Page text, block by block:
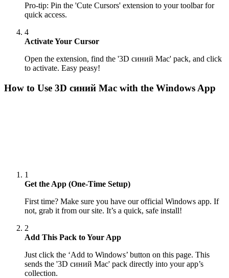
Pro-tip: Pin the 'Cute Cursors' extension to your toolbar for
quick access.
4
Activate Your Cursor
Open the extension, find the '3D синий Mac' pack, and click
to activate. Easy peasy!
How to Use 3D синий Mac with the Windows App
1
Get the App (One-Time Setup)
First time? Make sure you have our official Windows app. If
not, grab it from our site. It’s a quick, safe install!
2
Add This Pack to Your App
Just click the ‘Add to Windows’ button on this page. This
sends the '3D синий Mac' pack directly into your app’s
collection.